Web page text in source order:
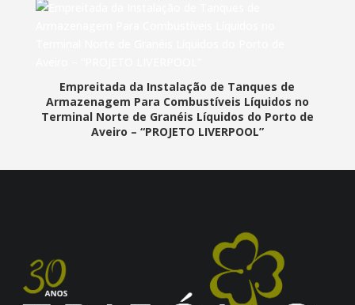
Empreitada da Instalação de Tanques de
Armazenagem Para Combustíveis Líquidos no
Terminal Norte de Granéis Líquidos do Porto de
Aveiro – “PROJETO LIVERPOOL”